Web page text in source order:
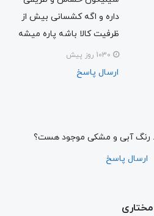
داره و اگه کشسانی بیش از
ظرفیت کالا باشه پاره میشه
ارسال پاسخ
رنگ آبی و مشکی موجود هست؟
ارسال پاسخ
مختاری